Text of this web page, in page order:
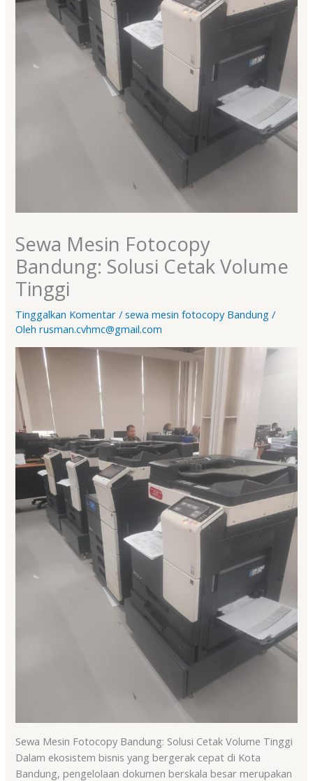
Sewa Mesin Fotocopy
Bandung: Solusi Cetak Volume
Tinggi
Tinggalkan Komentar /sewa mesin fotocopy Bandung /
Olehrusman.cvhmc@gmail.com
Sewa Mesin Fotocopy Bandung: Solusi Cetak Volume Tinggi
Dalam ekosistem bisnis yang bergerak cepat di Kota
Bandung, pengelolaan dokumen berskala besar merupakan